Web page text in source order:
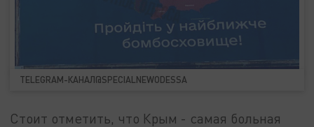
TELEGRAM-КАНАЛ@SPECIALNEWODESSA
Стоит отметить, что Крым - самая больная